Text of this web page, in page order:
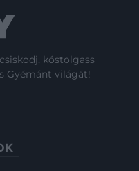
kóstolgass
Gyémánt világát!